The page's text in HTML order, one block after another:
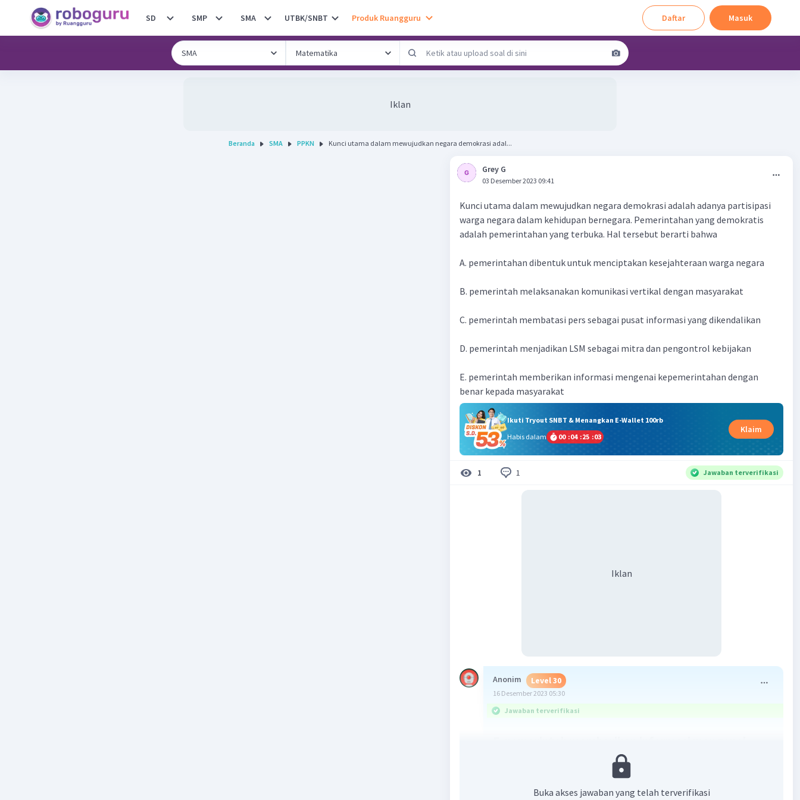
SD SMP SMA UTBK/SNBT Produk Ruangguru Daftar Masuk
Iklan
Beranda SMA PPKN Kunci utama dalam mewujudkan negara demokrasi adal...
Grey G
03 Desember 2023 09:41
Kunci utama dalam mewujudkan negara demokrasi adalah adanya partisipasi
warga negara dalam kehidupan bernegara. Pemerintahan yang demokratis
adalah pemerintahan yang terbuka. Hal tersebut berarti bahwa
A. pemerintahan dibentuk untuk menciptakan kesejahteraan warga negara
B. pemerintah melaksanakan komunikasi vertikal dengan masyarakat
C. pemerintah membatasi pers sebagai pusat informasi yang dikendalikan
D. pemerintah menjadikan LSM sebagai mitra dan pengontrol kebijakan
E. pemerintah memberikan informasi mengenai kepemerintahan dengan
benar kepada masyarakat
Ikuti Tryout SNBT & Menangkan E-Wallet 100rb
Habis dalam
00 :04 :25 :02
Klaim
1 1 Jawaban terverifikasi
Iklan
Anonim Level 30
16 Desember 2023 05:30
Jawaban terverifikasi
kepemerintahan dengan benar kepada masyarakat
Pemerintahan yang demokratis adalah pemerintahan yang terbuka,
Buka akses jawaban yang telah terverifikasi